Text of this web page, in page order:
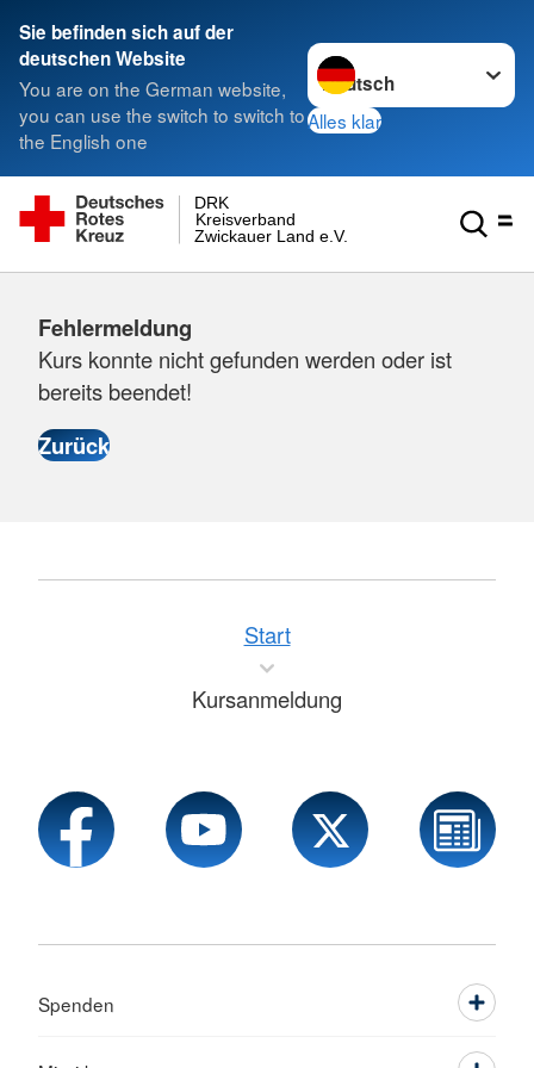
Sie befinden sich auf der
deutschen Website
You are on the German website,
you can use the switch to switch to
the English one
Sprache wechseln zu
Alles klar
Zwickauer Land e.V.
Kreisverband
DRK
Fehlermeldung
Kurs konnte nicht gefunden werden oder ist
bereits beendet!
Start
Kursanmeldung
Spenden